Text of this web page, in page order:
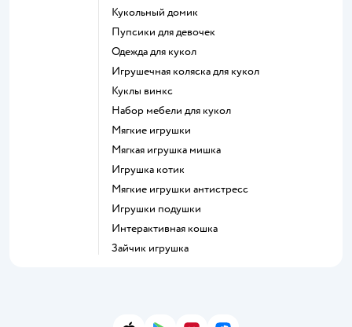
Кукольный домик
Пупсики для девочек
Одежда для кукол
Игрушечная коляска для кукол
Куклы винкс
Набор мебели для кукол
Мягкие игрушки
Мягкая игрушка мишка
Игрушка котик
Мягкие игрушки антистресс
Игрушки подушки
Интерактивная кошка
Зайчик игрушка